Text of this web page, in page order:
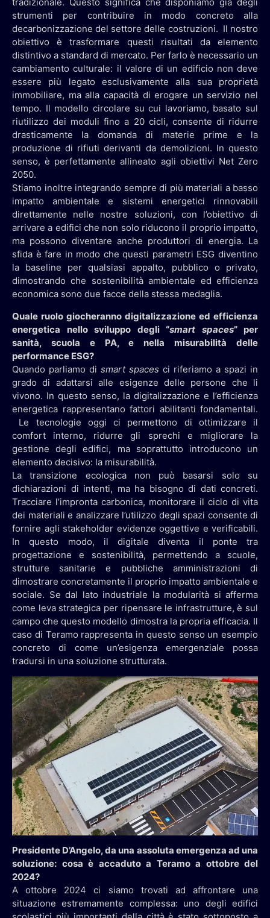
tradizionale. Questo significa che disponiamo già degli
strumenti per contribuire in modo concreto alla
decarbonizzazione del settore delle costruzioni. Il nostro
obiettivo è trasformare questi risultati da elemento
distintivo a standard di mercato. Per farlo è necessario un
cambiamento culturale: il valore di un edificio non deve
essere più legato esclusivamente alla sua proprietà
immobiliare, ma alla capacità di erogare un servizio nel
tempo. Il modello circolare su cui lavoriamo, basato sul
riutilizzo dei moduli fino a 20 cicli, consente di ridurre
drasticamente la domanda di materie prime e la
produzione di rifiuti derivanti da demolizioni. In questo
senso, è perfettamente allineato agli obiettivi Net Zero
2050.
Stiamo inoltre integrando sempre di più materiali a basso
impatto ambientale e sistemi energetici rinnovabili
direttamente nelle nostre soluzioni, con l’obiettivo di
arrivare a edifici che non solo riducono il proprio impatto,
ma possono diventare anche produttori di energia. La
sfida è fare in modo che questi parametri ESG diventino
la baseline per qualsiasi appalto, pubblico o privato,
dimostrando che sostenibilità ambientale ed efficienza
economica sono due facce della stessa medaglia.
Quale ruolo giocheranno digitalizzazione ed efficienza
energetica nello sviluppo degli “smart spaces” per
sanità, scuola e PA, e nella misurabilità delle
performance ESG?
Quando parliamo di smart spaces ci riferiamo a spazi in
grado di adattarsi alle esigenze delle persone che li
vivono. In questo senso, la digitalizzazione e l’efficienza
energetica rappresentano fattori abilitanti fondamentali.
Le tecnologie oggi ci permettono di ottimizzare il
comfort interno, ridurre gli sprechi e migliorare la
gestione degli edifici, ma soprattutto introducono un
elemento decisivo: la misurabilità.
La transizione ecologica non può basarsi solo su
dichiarazioni di intenti, ma ha bisogno di dati concreti.
Tracciare l’impronta carbonica, monitorare il ciclo di vita
dei materiali e analizzare l’utilizzo degli spazi consente di
fornire agli stakeholder evidenze oggettive e verificabili.
In questo modo, il digitale diventa il ponte tra
progettazione e sostenibilità, permettendo a scuole,
strutture sanitarie e pubbliche amministrazioni di
dimostrare concretamente il proprio impatto ambientale e
sociale. Se dal lato industriale la modularità si afferma
come leva strategica per ripensare le infrastrutture, è sul
campo che questo modello dimostra la propria efficacia. Il
caso di Teramo rappresenta in questo senso un esempio
concreto di come un’esigenza emergenziale possa
tradursi in una soluzione strutturata.
Presidente D’Angelo, da una assoluta emergenza ad una
soluzione: cosa è accaduto a Teramo a ottobre del
2024?
A ottobre 2024 ci siamo trovati ad affrontare una
situazione estremamente complessa: uno degli edifici